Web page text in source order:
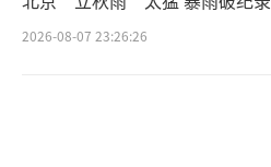
2026-08-07 23:26:26